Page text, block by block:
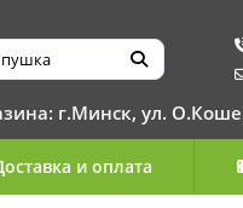
г.Минск, ул.
и оплата